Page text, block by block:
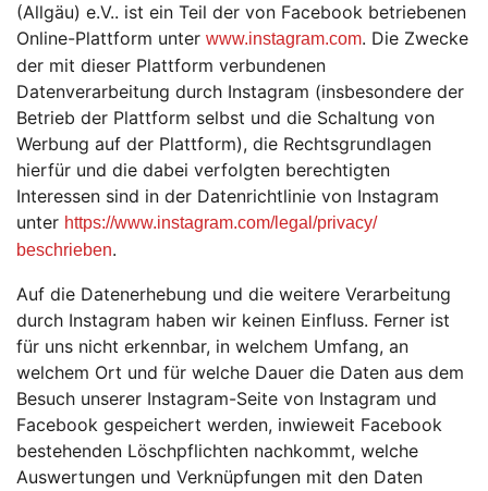
(Allgäu) e.V.. ist ein Teil der von Facebook betriebenen
Online-Plattform unter www.instagram.com. Die Zwecke
der mit dieser Plattform verbundenen
Datenverarbeitung durch Instagram (insbesondere der
Betrieb der Plattform selbst und die Schaltung von
Werbung auf der Plattform), die Rechtsgrundlagen
hierfür und die dabei verfolgten berechtigten
Interessen sind in der Datenrichtlinie von Instagram
unter https://www.instagram.com/legal/privacy/
beschrieben.
Auf die Datenerhebung und die weitere Verarbeitung
durch Instagram haben wir keinen Einfluss. Ferner ist
für uns nicht erkennbar, in welchem Umfang, an
welchem Ort und für welche Dauer die Daten aus dem
Besuch unserer Instagram-Seite von Instagram und
Facebook gespeichert werden, inwieweit Facebook
bestehenden Löschpflichten nachkommt, welche
Auswertungen und Verknüpfungen mit den Daten